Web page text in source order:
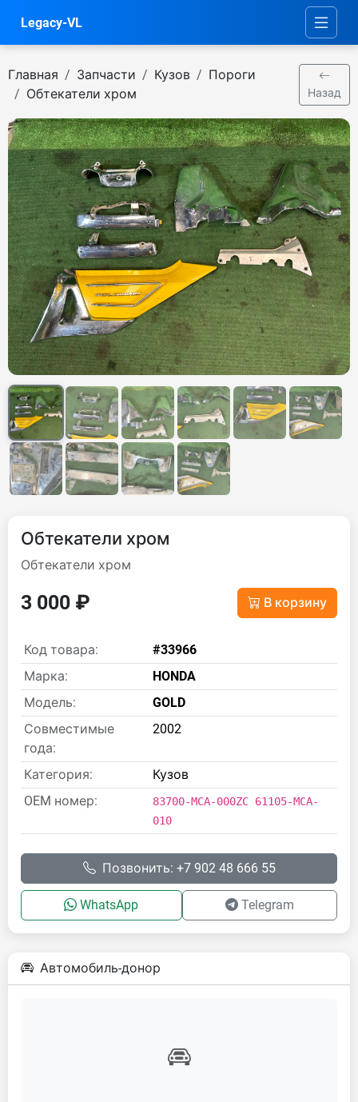
Legacy-VL
Главная Запчасти Кузов
Пороги
Обтекатели хром
Назад
Обтекатели хром
Обтекатели хром
3 000 ₽ В корзину
Код товара:
#33966
Марка:
HONDA
Модель:
GOLD
Совместимые
года:
2002
Категория:
Кузов
OEM номер:
83700-MCA-000ZC 61105-MCA-
010
Позвонить: +7 902 48 666 55
WhatsApp Telegram
Автомобиль-донор